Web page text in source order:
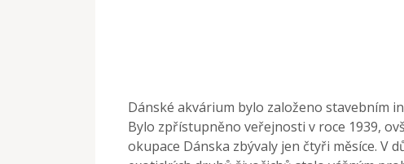
Dánské akvárium bylo založeno stavebním
Bylo zpřístupněno veřejnosti v roce 1939,
okupace Dánska zbývaly jen čtyři měsíce. V